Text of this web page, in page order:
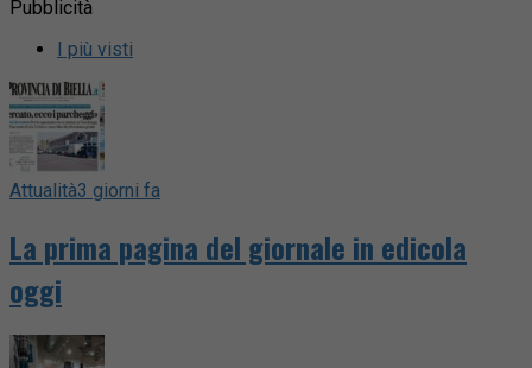
Pubblicità
I più visti
Attualità3 giorni fa
La prima pagina del giornale in edicola
oggi